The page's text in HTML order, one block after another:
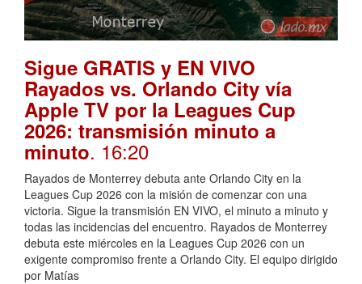
Sigue GRATIS y EN VIVO
Rayados vs. Orlando City vía
Apple TV por la Leagues Cup
2026: transmisión minuto a
minuto. 16:20
Rayados de Monterrey debuta ante Orlando City en la
Leagues Cup 2026 con la misión de comenzar con una
victoria. Sigue la transmisión EN VIVO, el minuto a minuto y
todas las incidencias del encuentro. Rayados de Monterrey
debuta este miércoles en la Leagues Cup 2026 con un
exigente compromiso frente a Orlando City. El equipo dirigido
por Matías